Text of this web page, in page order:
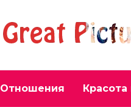
Отношения